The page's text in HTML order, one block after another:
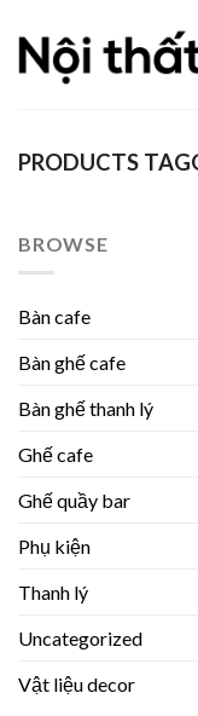
content
PRODUCTS
BROWSE
Bàn cafe
Bàn ghế cafe
Bàn ghế thanh lý
Ghế cafe
Ghế quầy bar
Phụ kiện
Thanh lý
Uncategorized
Vật liệu decor